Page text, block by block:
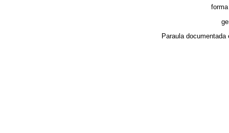
Paraula